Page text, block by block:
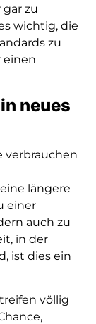
zu
wichtig, die
zu
einen
neues
verbrauchen
längere
einer
auch zu
in der
ist dies ein
völlig